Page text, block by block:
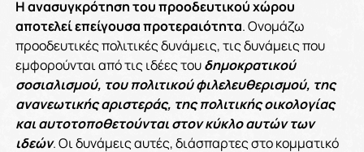
Η ανασυγκρότηση του προοδευτικού χώρου
αποτελεί επείγουσα προτεραιότητα. Ονομάζω
προοδευτικές πολιτικές δυνάμεις, τις δυνάμεις που
εμφορούνται από τις ιδέες τουδημοκρατικού
σοσιαλισμού, του πολιτικού φιλελευθερισμού, της
ανανεωτικής αριστεράς, της πολιτικής οικολογίας
και αυτοτοποθετούνται στον κύκλο αυτών των
ιδεών. Οι δυνάμεις αυτές, διάσπαρτες στο κομματικό